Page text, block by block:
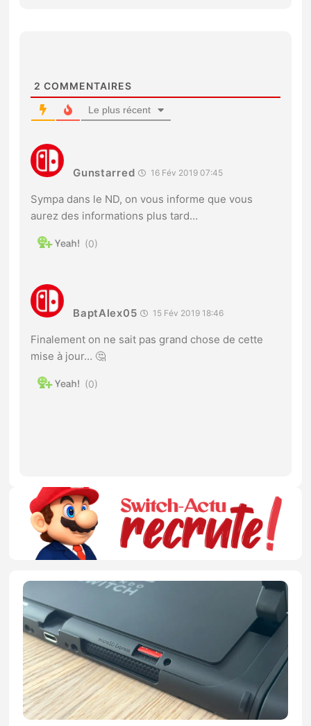
2 COMMENTAIRES
Le plus récent
Gunstarred 16 Fév 2019 07:45
Sympa dans le ND, on vous informe que vous
aurez des informations plus tard…
0
BaptAlex05 15 Fév 2019 18:46
Finalement on ne sait pas grand chose de cette
mise à jour… 🤔
0